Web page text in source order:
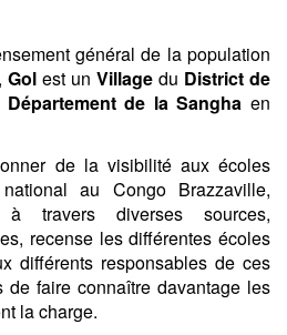
général de la population
Gol est un Village du District de
Département de la Sangha en
de la visibilité aux écoles
au Congo Brazzaville,
travers diverses sources,
recense les différentes écoles
différents responsables de ces
de faire connaître davantage les
la charge.